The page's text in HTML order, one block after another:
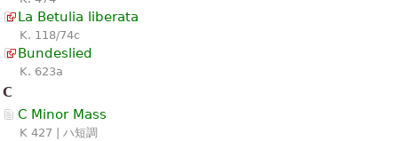
La Betulia liberata
K. 118/74c
Bundeslied
K. 623a
C
C Minor Mass
K 427 | ハ短調